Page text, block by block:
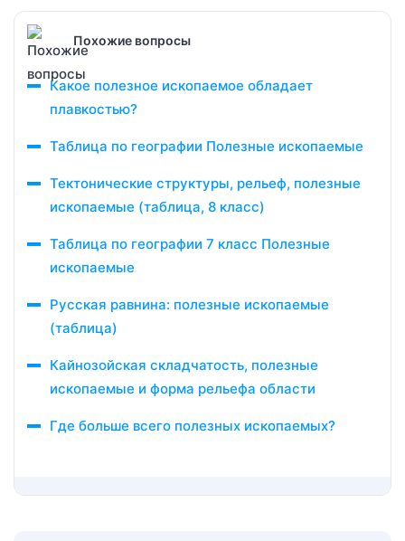
Похожие вопросы
Какое полезное ископаемое обладает
плавкостью?
Таблица по географии Полезные ископаемые
Тектонические структуры, рельеф, полезные
ископаемые (таблица, 8 класс)
Таблица по географии 7 класс Полезные
ископаемые
Русская равнина: полезные ископаемые
(таблица)
Кайнозойская складчатость, полезные
ископаемые и форма рельефа области
Где больше всего полезных ископаемых?